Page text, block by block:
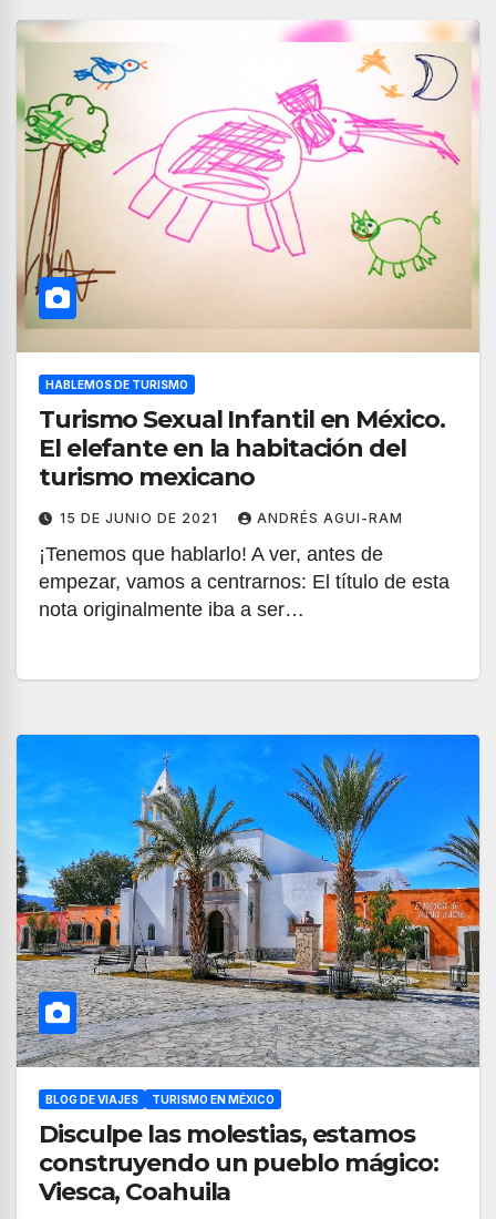
HABLEMOS DE TURISMO
Turismo Sexual Infantil en México.
El elefante en la habitación del
turismo mexicano
15 DE JUNIO DE 2021 ANDRÉS AGUI-RAM
¡Tenemos que hablarlo! A ver, antes de
empezar, vamos a centrarnos: El título de esta
nota originalmente iba a ser…
BLOG DE VIAJES TURISMO EN MÉXICO
Disculpe las molestias, estamos
construyendo un pueblo mágico:
Viesca, Coahuila